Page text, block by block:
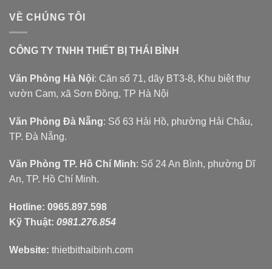
VỀ CHÚNG TÔI
CÔNG TY TNHH THIẾT BỊ THÁI BÌNH
Văn Phòng Hà Nội: Căn số 71, dãy BT3-8, Khu biệt thự
vườn Cam, xã Sơn Đồng, TP Hà Nội
Văn Phòng Đà Nẵng: Số 63 Hải Hồ, phường Hải Châu,
TP. Đà Nẵng.
Văn Phòng TP. Hồ Chí Minh: Số 24 An Bình, phường Dĩ
An, TP. Hồ Chí Minh.
Hotline: 0965.897.598
Kỹ Thuật: 0981.276.854
Website: thietbithaibinh.com